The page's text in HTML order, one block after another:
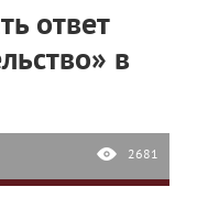
ответ
в
2681